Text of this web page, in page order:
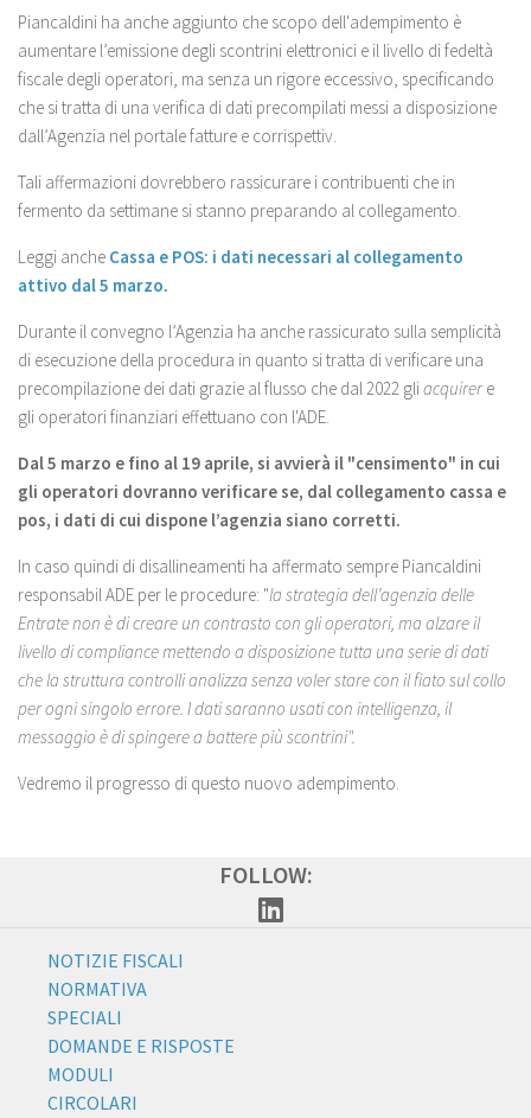
Piancaldini ha anche aggiunto che scopo dell'adempimento è
aumentare l’emissione degli scontrini elettronici e il livello di fedeltà
fiscale degli operatori, ma senza un rigore eccessivo, specificando
che si tratta di una verifica di dati precompilati messi a disposizione
dall’Agenzia nel portale fatture e corrispettiv.
Tali affermazioni dovrebbero rassicurare i contribuenti che in
fermento da settimane si stanno preparando al collegamento.
Leggi anche Cassa e POS: i dati necessari al collegamento
attivo dal 5 marzo.
Durante il convegno l’Agenzia ha anche rassicurato sulla semplicità
di esecuzione della procedura in quanto si tratta di verificare una
precompilazione dei dati grazie al flusso che dal 2022 gliacquirer e
gli operatori finanziari effettuano con l'ADE.
Dal 5 marzo e fino al 19 aprile, si avvierà il "censimento" in cui
gli operatori dovranno verificare se, dal collegamento cassa e
pos, i dati di cui dispone l’agenzia siano corretti.
In caso quindi di disallineamenti ha affermato sempre Piancaldini
responsabil ADE per le procedure: "la strategia dell’agenzia delle
Entrate non è di creare un contrasto con gli operatori, ma alzare il
livello di compliance mettendo a disposizione tutta una serie di dati
che la struttura controlli analizza senza voler stare con il fiato sul collo
per ogni singolo errore. I dati saranno usati con intelligenza, il
messaggio è di spingere a battere più scontrini".
Vedremo il progresso di questo nuovo adempimento.
FOLLOW:
NOTIZIE FISCALI
NORMATIVA
SPECIALI
DOMANDE E RISPOSTE
MODULI
CIRCOLARI